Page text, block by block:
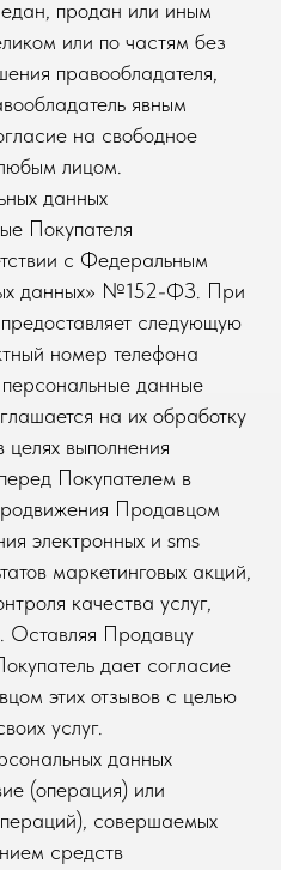
продан или иным
или по частям без
правообладателя,
явным
на свободное
лицом.
данных
Покупателя
с Федеральным
данных» №152-ФЗ. При
следующую
номер телефона
данные
на их обработку
выполнения
Покупателем в
Продавцом
электронных и sms
маркетинговых акций,
качества услуг,
Оставляя Продавцу
дает согласие
этих отзывов с целью
услуг.
данных
(операция) или
совершаемых
средств